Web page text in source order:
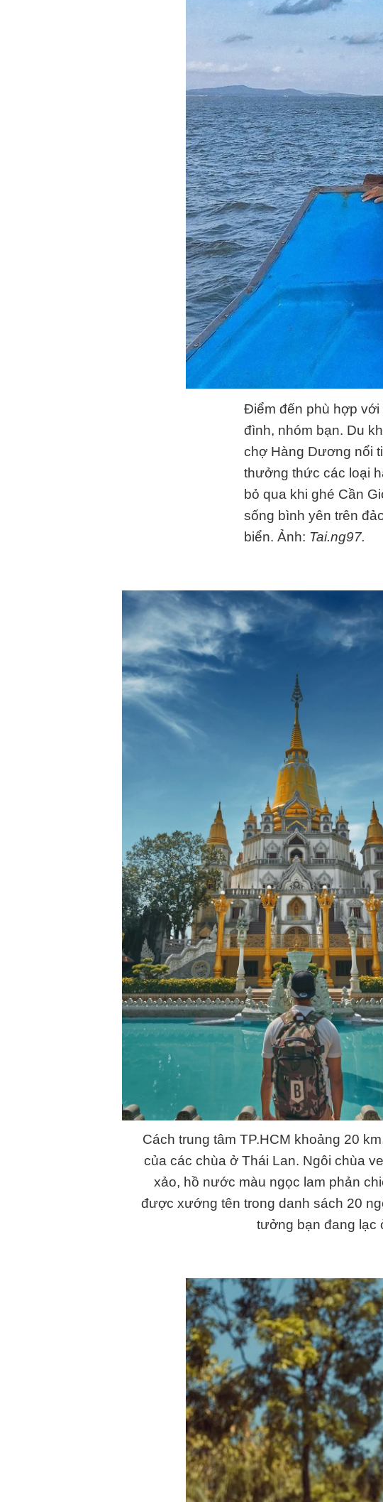
Điểm đến phù hợp với
đình, nhóm bạn. Du
chợ Hàng Dương nổi
thưởng thức các loại
bỏ qua khi ghé Cần
sống bình yên trên
biển. Ảnh: Tai.ng97.
Cách trung tâm TP.HCM khoảng 20
của các chùa ở Thái Lan. Ngôi chùa
xảo, hồ nước màu ngọc lam phản
được xướng tên trong danh sách 20
tưởng bạn đang lạc